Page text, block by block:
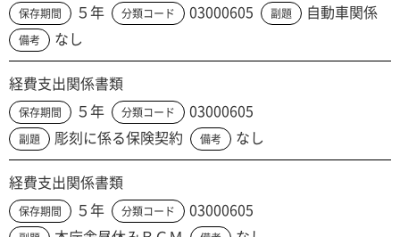
保存期間 ５年 分類コード 03000605 副題 自動車関係
備考 なし
経費支出関係書類
保存期間 ５年 分類コード 03000605
副題 彫刻に係る保険契約 備考 なし
経費支出関係書類
保存期間 ５年 分類コード 03000605